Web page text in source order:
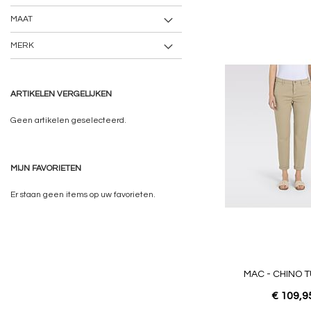
MAC - CHINO
€
MAAT
MERK
ARTIKELEN VERGELIJKEN
Geen artikelen geselecteerd.
MIJN FAVORIETEN
Er staan geen items op uw favorieten.